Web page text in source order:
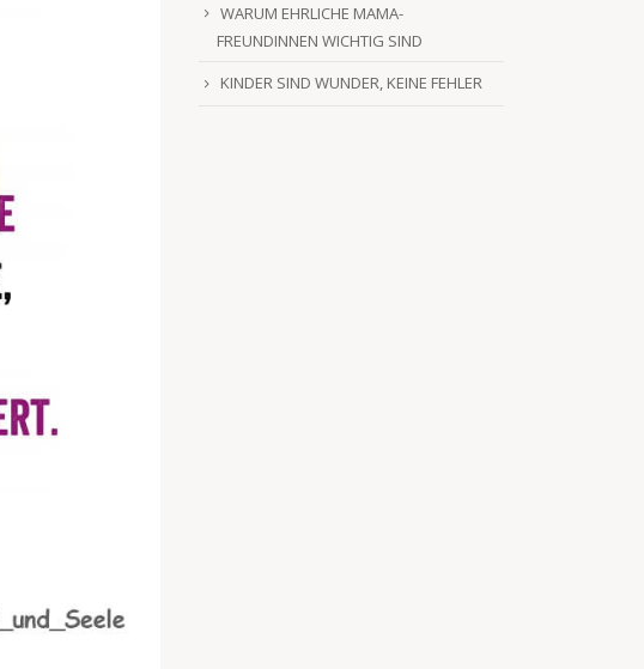
WARUM EHRLICHE MAMA-
FREUNDINNEN WICHTIG SIND
KINDER SIND WUNDER, KEINE FEHLER